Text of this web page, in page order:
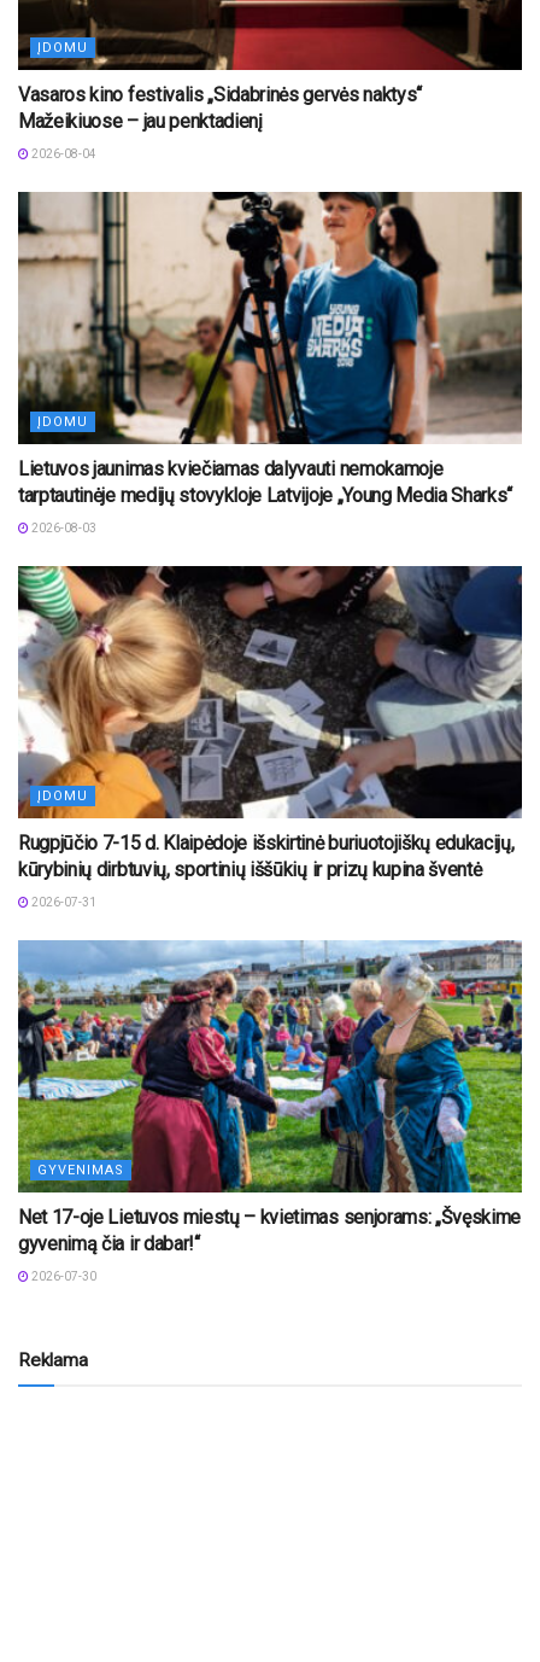
ĮDOMU
Vasaros kino festivalis „Sidabrinės gervės naktys“
Mažeikiuose – jau penktadienį
2026-08-04
ĮDOMU
Lietuvos jaunimas kviečiamas dalyvauti nemokamoje
tarptautinėje medijų stovykloje Latvijoje „Young Media Sharks“
2026-08-03
ĮDOMU
Rugpjūčio 7-15 d. Klaipėdoje išskirtinė buriuotojiškų edukacijų,
kūrybinių dirbtuvių, sportinių iššūkių ir prizų kupina šventė
2026-07-31
GYVENIMAS
Net 17-oje Lietuvos miestų – kvietimas senjorams: „Švęskime
gyvenimą čia ir dabar!“
2026-07-30
Reklama